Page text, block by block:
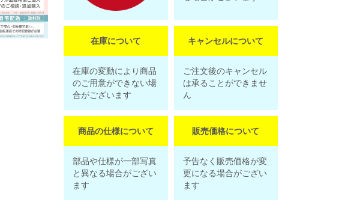
在庫について
在庫の変動により商品
のご用意ができない場
合がございます
キャンセルについて
ご注文後のキャンセル
は承ることができませ
ん
商品の仕様について
部品や仕様が一部写真
と異なる場合がござい
ます
販売価格について
予告なく販売価格が変
更になる場合がござい
ます